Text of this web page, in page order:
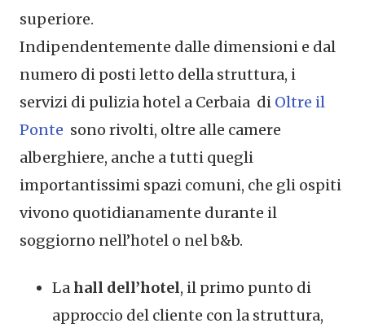
superiore.
Indipendentemente dalle dimensioni e dal
numero di posti letto della struttura, i
servizi di pulizia hotel a Cerbaia di Oltre il
Ponte sono rivolti, oltre alle camere
alberghiere, anche a tutti quegli
importantissimi spazi comuni, che gli ospiti
vivono quotidianamente durante il
soggiorno nell’hotel o nel b&b.
Lahall dell’hotel, il primo punto di
approccio del cliente con la struttura,